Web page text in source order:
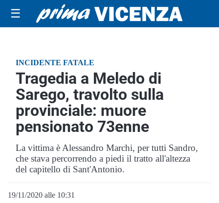
☰
INCIDENTE FATALE
Tragedia a Meledo di
Sarego, travolto sulla
provinciale: muore
pensionato 73enne
La vittima è Alessandro Marchi, per tutti Sandro,
che stava percorrendo a piedi il tratto all'altezza
del capitello di Sant'Antonio.
19/11/2020 alle 10:31